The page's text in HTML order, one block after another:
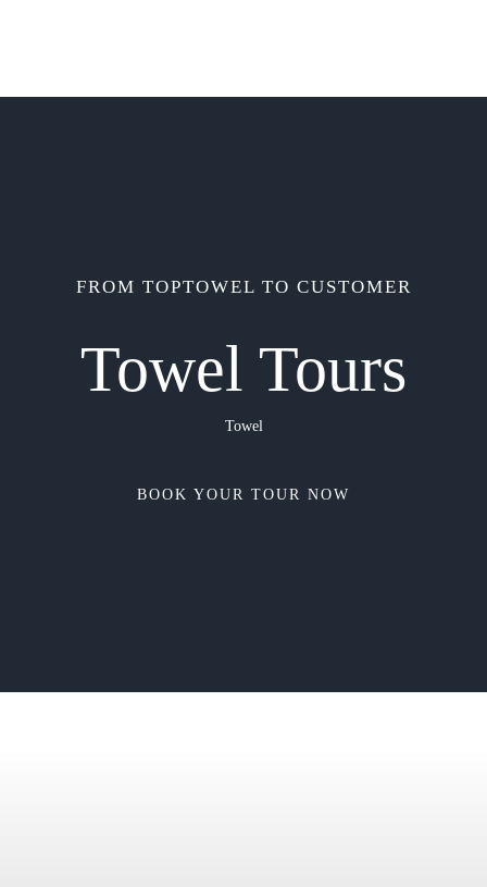
FROM TOPTOWEL TO CUSTOMER
Towel Tours
Towel
BOOK YOUR TOUR NOW